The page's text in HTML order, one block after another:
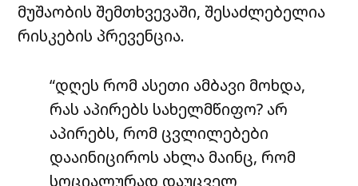
მუშაობის შემთხვევაში, შესაძლებელია
რისკების პრევენცია.
“დღეს რომ ასეთი ამბავი მოხდა,
რას აპირებს სახელმწიფო? არ
აპირებს, რომ ცვლილებები
დააინიციროს ახლა მაინც, რომ
სოციალურად დაუცველ